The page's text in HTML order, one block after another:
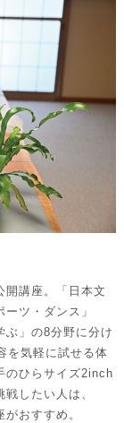
開講座。「日本文
ツ・ダンス」
ぶ」の8分野に分け
を気軽に試せる体
のひらサイズ2inch
したい人は、
おすすめ。